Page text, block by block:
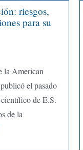
riesgos,
para su
la American
el pasado
de E.S.
de la